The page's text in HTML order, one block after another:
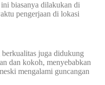
biasanya dilakukan di
pengerjaan di lokasi
juga didukung
dan kokoh, menyebabkan
mengalami guncangan